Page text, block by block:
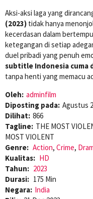
Aksi-aksi laga yang
(2023) tidak hanya
kecerdasan dalam
ketegangan di setiap
duel pribadi yang penuh
subtitle Indonesia cuma
tanpa henti yang memacu
Oleh: adminfilm
Diposting pada: Agustus
Dilihat: 866
Tagline: THE MOST
MOST VIOLENT
Genre: Action, Crime,
Kualitas: HD
Tahun: 2023
Durasi: 175 Min
Negara: India